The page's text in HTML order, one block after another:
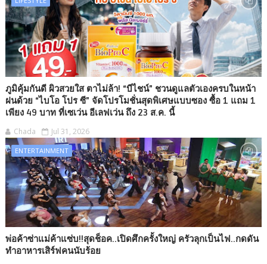
ภูมิคุ้มกันดี ผิวสวยใส ตาไม่ล้า! “บีไชน์” ชวนดูแลตัวเองครบในหน้า
ฝนด้วย “ไบโอ โปร ซี” จัดโปรโมชั่นสุดพิเศษแบบซอง ซื้อ 1 แถม 1
เพียง 49 บาท ที่เซเว่น อีเลฟเว่น ถึง 23 ส.ค. นี้
Chada Jul 31, 2026
ENTERTAINMENT
พ่อค้าซ่าแม่ค้าแซ่บ!!สุดช็อค..เปิดศึกครั้งใหญ่ ครัวลุกเป็นไฟ..กดดัน
ทำอาหารเสิร์ฟคนนับร้อย